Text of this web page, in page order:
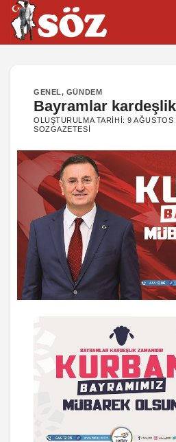
İçeriğe
atla
GENEL, GÜNDEM
Bayramlar kardeşlik
OLUŞTURULMA TARIHI:9 AĞUSTOS
SOZGAZETESI